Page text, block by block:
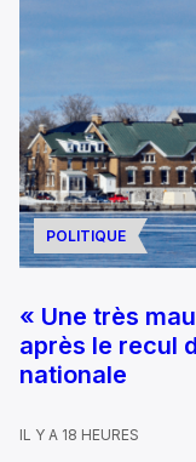
POLITIQUE
« Une très
après le recul
nationale
IL Y A 18 HEURES